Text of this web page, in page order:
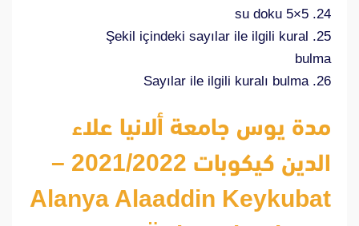
24. 5×5 su doku
25. Şekil içindeki sayılar ile ilgili kural
bulma
26. Sayılar ile ilgili kuralı bulma
مدة يوس جامعة ألانيا علاء
الدين كيكوبات 2021/2022 –
Alanya Alaaddin Keykubat